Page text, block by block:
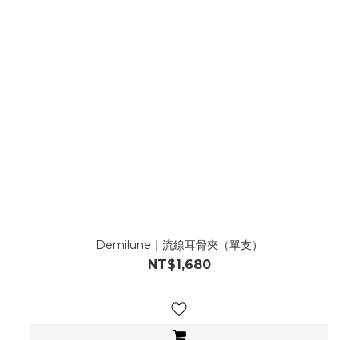
Demilune｜流線耳骨夾（單支）
NT$1,680